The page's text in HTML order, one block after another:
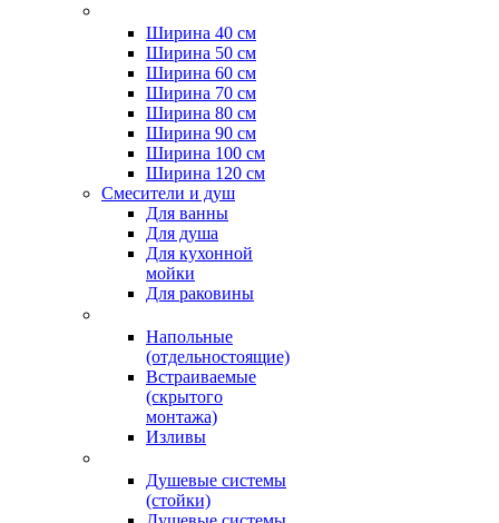
Ширина 40 см
Ширина 50 см
Ширина 60 см
Ширина 70 см
Ширина 80 см
Ширина 90 см
Ширина 100 см
Ширина 120 см
Смесители и душ
Для ванны
Для душа
Для кухонной
мойки
Для раковины
Напольные
(отдельностоящие)
Встраиваемые
(скрытого
монтажа)
Изливы
Душевые системы
(стойки)